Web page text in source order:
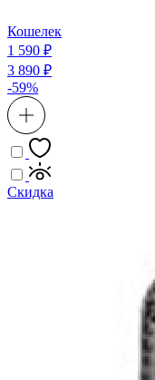
Кошелек
1 590 ₽
3 890 ₽
-59%
Скидка